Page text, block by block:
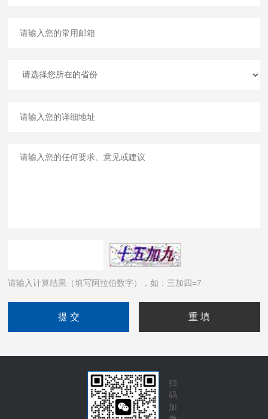
请输入计算结果（填写阿拉伯数字），如：三加四=7
扫
码
加